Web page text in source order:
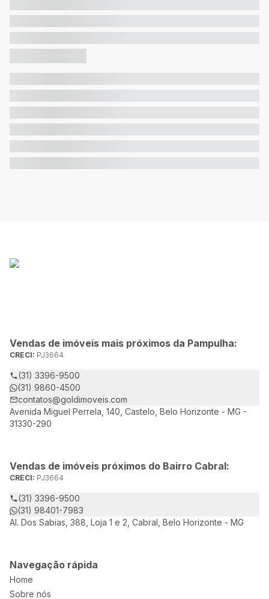
Vendas de imóveis mais próximos da Pampulha:
CRECI: PJ3664
(31) 3396-9500
(31) 9860-4500
contatos@goldimoveis.com
Avenida Miguel Perrela, 140, Castelo, Belo Horizonte - MG -
31330-290
Vendas de imóveis próximos do Bairro Cabral:
CRECI: PJ3664
(31) 3396-9500
(31) 98401-7983
Al. Dos Sabias, 388, Loja 1 e 2, Cabral, Belo Horizonte - MG
Navegação rápida
Home
Sobre nós